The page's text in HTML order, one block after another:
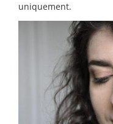
uniquement.